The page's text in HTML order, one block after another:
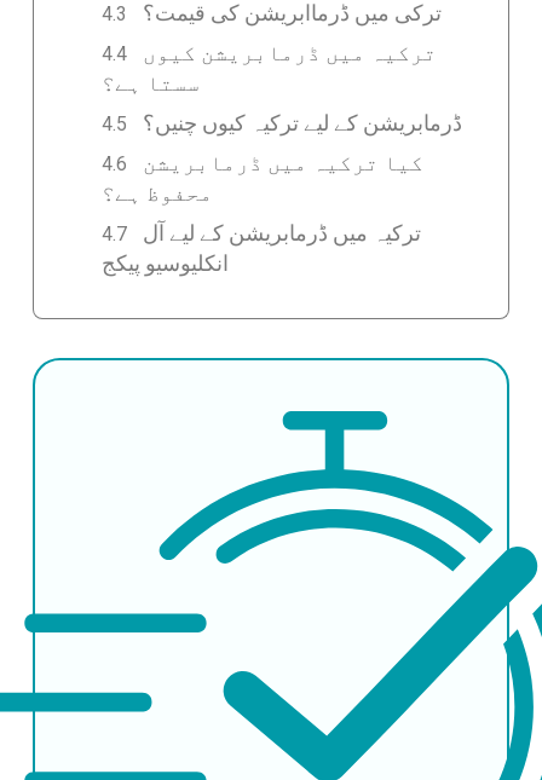
ترکی میں ڈرماابریشن کی قیمت؟
ترکیہ میں ڈرمابریشن کیوں
سستا ہے؟
ڈرمابریشن کے لیے ترکیہ کیوں چنیں؟
کیا ترکیہ میں ڈرمابریشن
محفوظ ہے؟
ترکیہ میں ڈرمابریشن کے لیے آل
انکلیوسیو پیکج